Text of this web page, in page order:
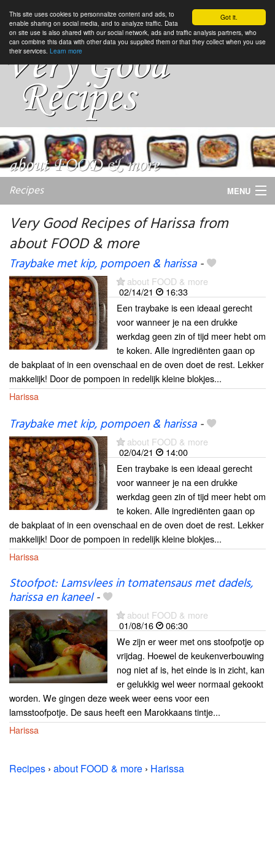
Got it.
This site uses cookies to personnalize content and ads, to
enable sharing on social media, and to analyze traffic. Data
on site use is also shared with our social network, ads and traffic analysis partners, who
can combine this data with other data you supplied them or that they collect when you use
their services. Learn more
Recipes MENU
Very Good Recipes of Harissa from
about FOOD & more
Traybake met kip, pompoen & harissa-
about FOOD & more
02/14/21
16:33
Een traybake is een ideaal gerecht
voor wanneer je na een drukke
werkdag geen zin of tijd meer hebt om
te koken. Alle ingrediënten gaan op
de bakplaat of in een ovenschaal en de oven doet de rest. Lekker
makkelijk! Door de pompoen in redelijk kleine blokjes...
Harissa
Traybake met kip, pompoen & harissa-
about FOOD & more
02/04/21
14:00
Een traybake is een ideaal gerecht
voor wanneer je na een drukke
werkdag geen zin of tijd meer hebt om
te koken. Alle ingrediënten gaan op
de bakplaat of in een ovenschaal en de oven doet de rest. Lekker
makkelijk! Door de pompoen in redelijk kleine blokjes...
Harissa
Stoofpot: Lamsvlees in tomatensaus met dadels,
harissa en kaneel-
about FOOD & more
01/08/16
06:30
We zijn er weer met ons stoofpotje op
vrijdag. Hoewel de keukenverbouwing
nog niet af is, het einde is in zicht, kan
er gelukkig wel weer normaal gekookt
worden. We gingen deze week weer eens voor een
lamsstoofpotje. De saus heeft een Marokkaans tintje...
Harissa
Recipes › about FOOD & more › Harissa